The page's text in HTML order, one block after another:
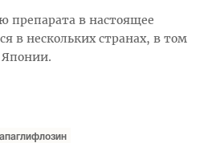
препарата в настоящее
в нескольких странах, в том